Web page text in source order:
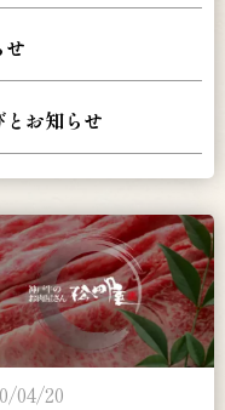
お知らせ
04/20